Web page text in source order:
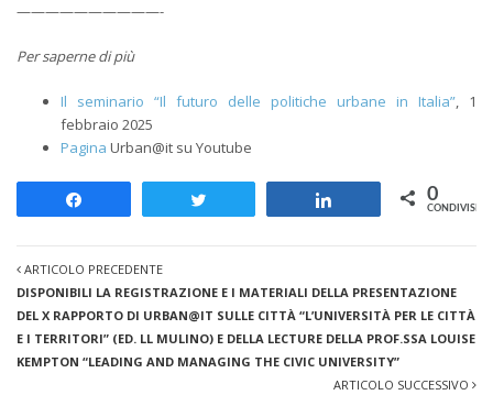
——————————-
Per saperne di più
Il seminario “Il futuro delle politiche urbane in Italia”, 1
febbraio 2025
Pagina Urban@it su Youtube
0
ARTICOLO PRECEDENTE
DISPONIBILI LA REGISTRAZIONE E I MATERIALI DELLA PRESENTAZIONE
DEL X RAPPORTO DI URBAN@IT SULLE CITTÀ “L’UNIVERSITÀ PER LE CITTÀ
E I TERRITORI” (ED. LL MULINO) E DELLA LECTURE DELLA PROF.SSA LOUISE
KEMPTON “LEADING AND MANAGING THE CIVIC UNIVERSITY”
ARTICOLO SUCCESSIVO